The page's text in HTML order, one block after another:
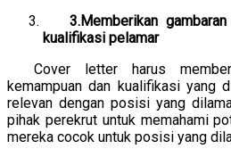
3.Memberikan
kualifikasi pelamar
Cover letter harus
kemampuan dan kualifikasi yang
relevan dengan posisi yang
pihak perekrut untuk memahami
mereka cocok untuk posisi yang